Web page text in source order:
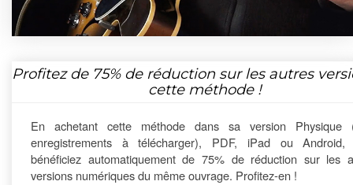
Profitez de 75%de réduction sur les autres
cette méthode !
En achetant cette méthode dans sa version Physique
enregistrements à télécharger), PDF, iPad ou Android,
bénéficiez automatiquement de 75% de réduction sur les
versions numériques du même ouvrage. Profitez-en !